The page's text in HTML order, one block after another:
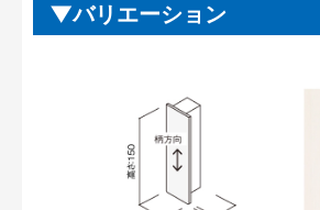
バリエーション